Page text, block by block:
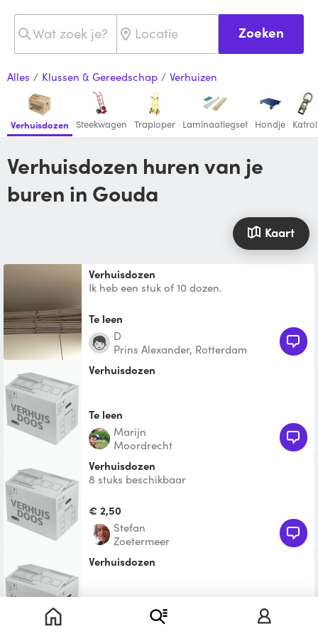
Zoeken
Alles / Klussen & Gereedschap / Verhuizen
Verhuisdozen Steekwagen Traploper Laminaatlegset Hondje Katrol
Verhuisdozen huren van je
buren in Gouda
Kaart
Verhuisdozen
Ik heb een stuk of 10 dozen.
Te leen
D
Prins Alexander, Rotterdam
Verhuisdozen
Te leen
Marijn
Moordrecht
Verhuisdozen
8 stuks beschikbaar
€ 2,50
Stefan
Zoetermeer
Verhuisdozen